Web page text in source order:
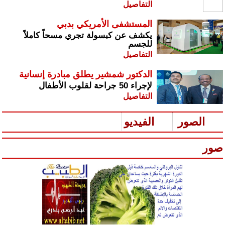
التفاصيل
المستشفى الأمريكي بدبي
يكشف عن كبسولة تجري مسحاً كاملاً
للجسم
التفاصيل
الدكتور شمشير يطلق مبادرة إنسانية
لإجراء 50 جراحة لقلوب الأطفال
التفاصيل
الصور الفيديو
صور